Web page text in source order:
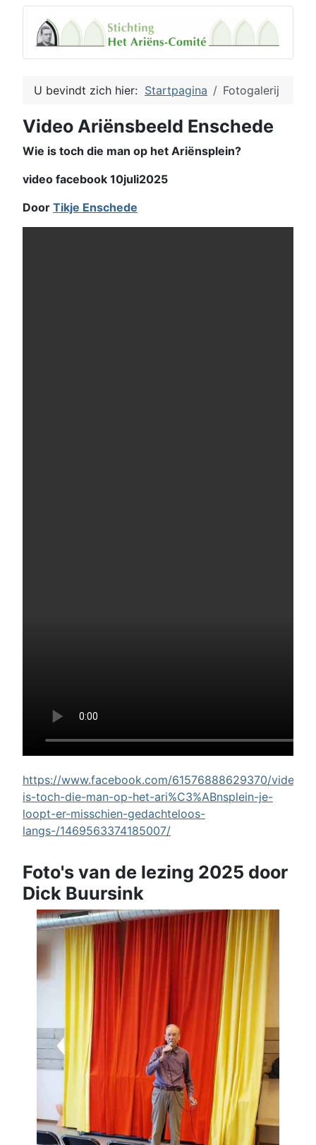
U bevindt zich hier: Startpagina Fotogalerij
Video Ariënsbeeld Enschede
Wie is toch die man op het Ariënsplein?
video facebook 10juli2025
Door Tikje Enschede
https://www.facebook.com/61576888629370/videos/
is-toch-die-man-op-het-ari%C3%ABnsplein-je-
loopt-er-misschien-gedachteloos-
langs-/1469563374185007/
Foto's van de lezing 2025 door
Dick Buursink